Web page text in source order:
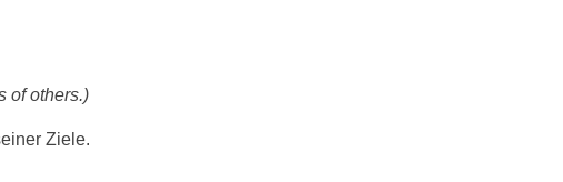
of others.)
Ziele.